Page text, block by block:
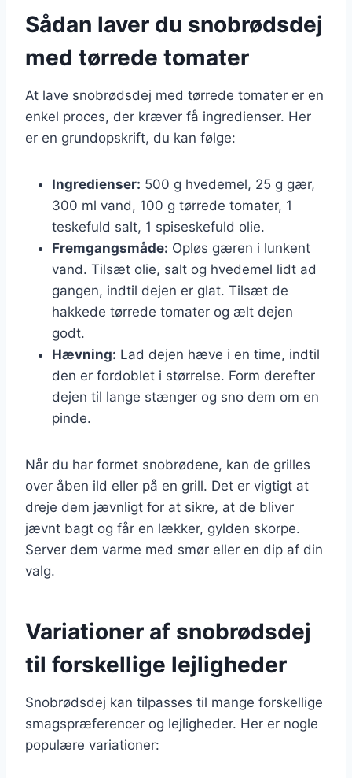
Sådan laver du snobrødsdej
med tørrede tomater
At lave snobrødsdej med tørrede tomater er en
enkel proces, der kræver få ingredienser. Her
er en grundopskrift, du kan følge:
Ingredienser: 500 g hvedemel, 25 g gær,
300 ml vand, 100 g tørrede tomater, 1
teskefuld salt, 1 spiseskefuld olie.
Fremgangsmåde: Opløs gæren i lunkent
vand. Tilsæt olie, salt og hvedemel lidt ad
gangen, indtil dejen er glat. Tilsæt de
hakkede tørrede tomater og ælt dejen
godt.
Hævning: Lad dejen hæve i en time, indtil
den er fordoblet i størrelse. Form derefter
dejen til lange stænger og sno dem om en
pinde.
Når du har formet snobrødene, kan de grilles
over åben ild eller på en grill. Det er vigtigt at
dreje dem jævnligt for at sikre, at de bliver
jævnt bagt og får en lækker, gylden skorpe.
Server dem varme med smør eller en dip af din
valg.
Variationer af snobrødsdej
til forskellige lejligheder
Snobrødsdej kan tilpasses til mange forskellige
smagspræferencer og lejligheder. Her er nogle
populære variationer: